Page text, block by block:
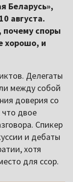
Беларусь»,
августа.
почему споры
хорошо, и
Делегаты
между собой
доверия со
двое
Спикер
и дебаты
хотя
для ссор.